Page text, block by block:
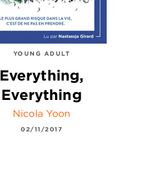
YOUNG ADULT
Everything,
Everything
Nicola Yoon
02/11/2017